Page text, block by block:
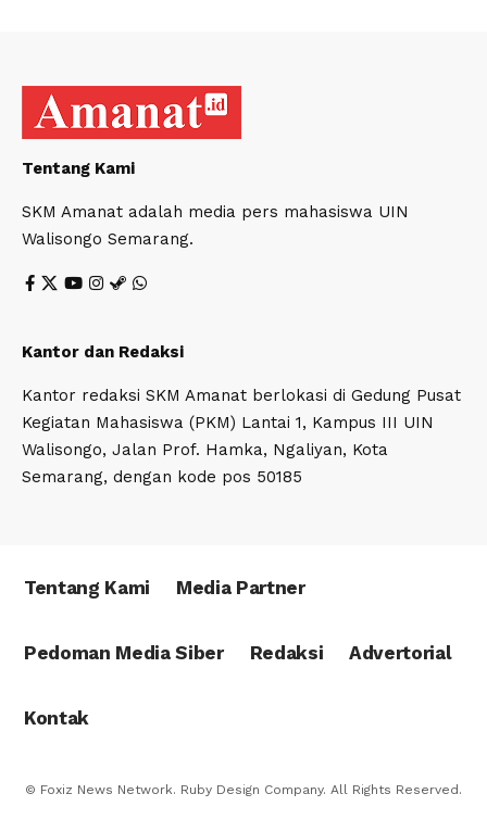
Tentang Kami
SKM Amanat adalah media pers mahasiswa UIN
Walisongo Semarang.
Kantor dan Redaksi
Kantor redaksi SKM Amanat berlokasi di Gedung Pusat
Kegiatan Mahasiswa (PKM) Lantai 1, Kampus III UIN
Walisongo, Jalan Prof. Hamka, Ngaliyan, Kota
Semarang, dengan kode pos 50185
Tentang Kami Media Partner
Pedoman Media Siber Redaksi Advertorial
Kontak
© Foxiz News Network. Ruby Design Company. All Rights Reserved.